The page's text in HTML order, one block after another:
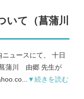
て（菖蒲川
ュースにて、 十日
蒲川 由郷 先生が
▼続きを読む